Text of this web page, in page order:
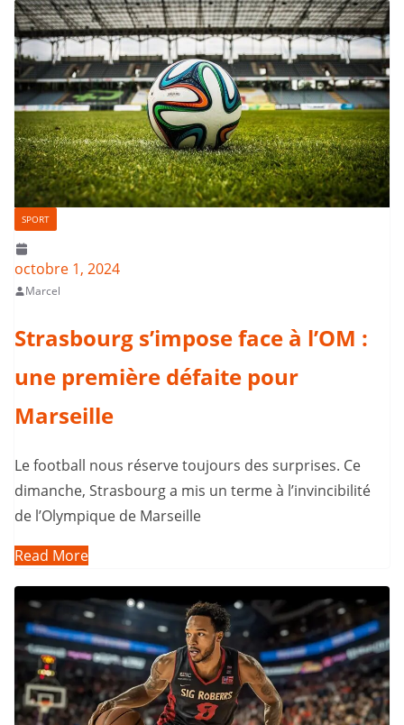
SPORT
octobre 1, 2024
Marcel
Strasbourg s’impose face à l’OM :
une première défaite pour
Marseille
Le football nous réserve toujours des surprises. Ce
dimanche, Strasbourg a mis un terme à l’invincibilité
de l’Olympique de Marseille
Read More